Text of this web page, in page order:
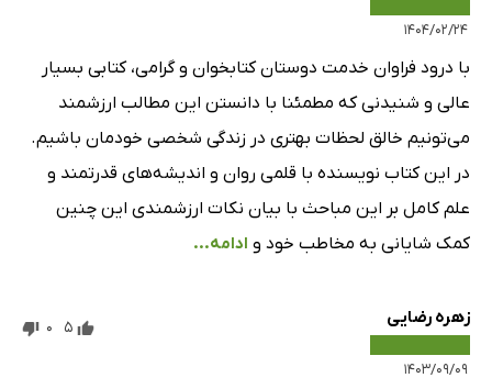
۱۴۰۴/۰۲/۲۴
با درود فراوان خدمت دوستان کتابخوان و گرامی، ‌کتابی بسیار
عالی و شنیدنی که مطمئنا با دانستن این مطالب ارزشمند
می‌تونیم خالق لحظات بهتری در زندگی شخصی خودمان باشیم.
در این کتاب نویسنده با قلمی روان و اندیشه‌های قدرتمند و
علم کامل بر این مباحث با بیان نکات ارزشمندی این چنین
کمک شایانی به مخاطب خود و ادامه...
زهره رضایی
۱۴۰۳/۰۹/۰۹
5
0